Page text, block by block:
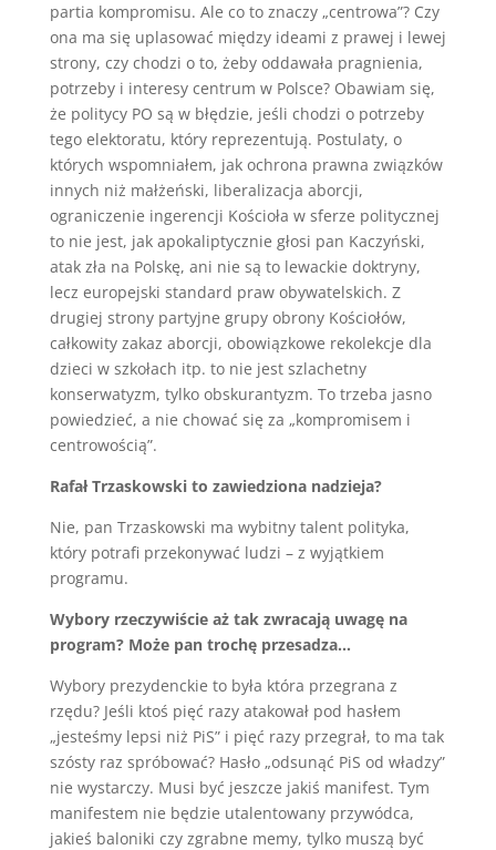
partia kompromisu. Ale co to znaczy „centrowa”? Czy
ona ma się uplasować między ideami z prawej i lewej
strony, czy chodzi o to, żeby oddawała pragnienia,
potrzeby i interesy centrum w Polsce? Obawiam się,
że politycy PO są w błędzie, jeśli chodzi o potrzeby
tego elektoratu, który reprezentują. Postulaty, o
których wspomniałem, jak ochrona prawna związków
innych niż małżeński, liberalizacja aborcji,
ograniczenie ingerencji Kościoła w sferze politycznej
to nie jest, jak apokaliptycznie głosi pan Kaczyński,
atak zła na Polskę, ani nie są to lewackie doktryny,
lecz europejski standard praw obywatelskich. Z
drugiej strony partyjne grupy obrony Kościołów,
całkowity zakaz aborcji, obowiązkowe rekolekcje dla
dzieci w szkołach itp. to nie jest szlachetny
konserwatyzm, tylko obskurantyzm. To trzeba jasno
powiedzieć, a nie chować się za „kompromisem i
centrowością”.
Rafał Trzaskowski to zawiedziona nadzieja?
Nie, pan Trzaskowski ma wybitny talent polityka,
który potrafi przekonywać ludzi – z wyjątkiem
programu.
Wybory rzeczywiście aż tak zwracają uwagę na
program? Może pan trochę przesadza…
Wybory prezydenckie to była która przegrana z
rzędu? Jeśli ktoś pięć razy atakował pod hasłem
„jesteśmy lepsi niż PiS” i pięć razy przegrał, to ma tak
szósty raz spróbować? Hasło „odsunąć PiS od władzy”
nie wystarczy. Musi być jeszcze jakiś manifest. Tym
manifestem nie będzie utalentowany przywódca,
jakieś baloniki czy zgrabne memy, tylko muszą być